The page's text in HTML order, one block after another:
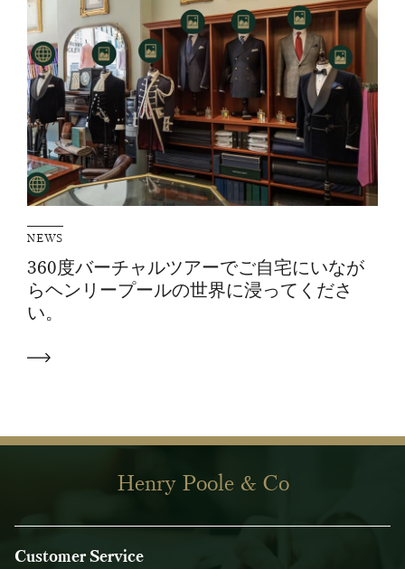
NEWS
360度バーチャルツアーでご自宅にいなが
らヘンリープールの世界に浸ってくださ
い。
Henry Poole & Co
Customer Service